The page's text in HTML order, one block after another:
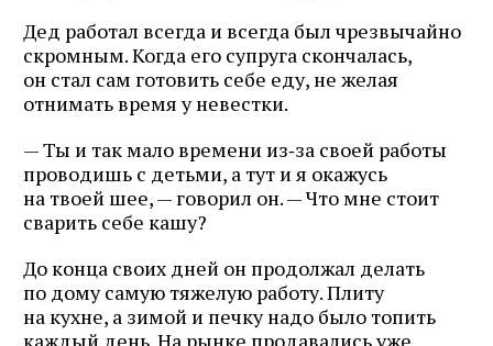
Дед работал всегда и всегда был чрезвычайно
скромным. Когда его супруга скончалась,
он стал сам готовить себе еду, не желая
отнимать время у невестки.
— Ты и так мало времени из‑за своей работы
проводишь с детьми, а тут и я окажусь
на твоей шее, — говорил он. — Что мне стоит
сварить себе кашу?
До конца своих дней он продолжал делать
по дому самую тяжелую работу. Плиту
на кухне, а зимой и печку надо было топить
каждый день. На рынке продавались уже